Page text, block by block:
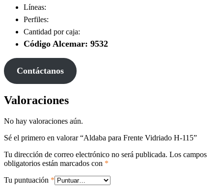
Líneas:
Perfiles:
Cantidad por caja:
Código Alcemar: 9532
Contáctanos
Valoraciones
No hay valoraciones aún.
Sé el primero en valorar “Aldaba para Frente Vidriado H-115”
Tu dirección de correo electrónico no será publicada. Los campos
obligatorios están marcados con *
Tu puntuación *